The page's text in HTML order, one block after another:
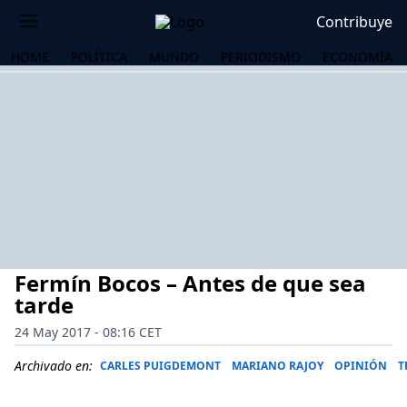
Contribuye
HOME POLÍTICA MUNDO PERIODISMO ECONOMÍA
Fermín Bocos – Antes de que sea
tarde
24 May 2017 - 08:16 CET
Archivado en: CARLES PUIGDEMONT MARIANO RAJOY OPINIÓN